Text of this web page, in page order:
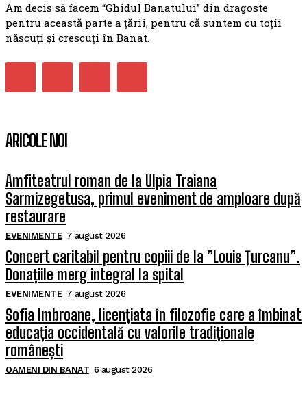
Am decis să facem “Ghidul Banatului” din dragoste
pentru această parte a țării, pentru că suntem cu toții
născuți și crescuți în Banat.
ARICOLE NOI
Amfiteatrul roman de la Ulpia Traiana
Sarmizegetusa, primul eveniment de amploare după
restaurare
EVENIMENTE 7 august 2026
Concert caritabil pentru copiii de la ”Louis Țurcanu”.
Donațiile merg integral la spital
EVENIMENTE 7 august 2026
Sofia Imbroane, licențiata în filozofie care a îmbinat
educația occidentală cu valorile tradiționale
românești
OAMENI DIN BANAT 6 august 2026